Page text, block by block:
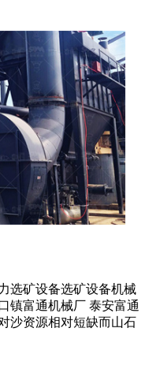
选矿设备选矿设备机械
镇富通机械厂 泰安富通
沙资源相对短缺而山石